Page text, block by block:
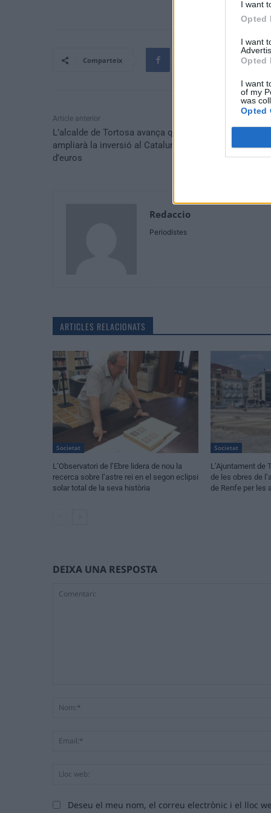
I want
Opted
I want
Opted
I want
of my
was
Opted
Comparteix
Article anterior
L’alcalde de Tortosa avança que el grup Lucta
ampliarà la inversió al Catalunya Sud a 30 milions
d’euros
Redaccio
Periodistes
ARTICLES RELACIONATS
Societat
L’Observatori de l’Ebre lidera de nou la
recerca sobre l’astre rei en el segon eclipsi
solar total de la seva història
Societat
L’Ajuntament de
de les obres de
de Renfe per les
DEIXA UNA RESPOSTA
Deseu el meu nom, el correu electrònic i el lloc